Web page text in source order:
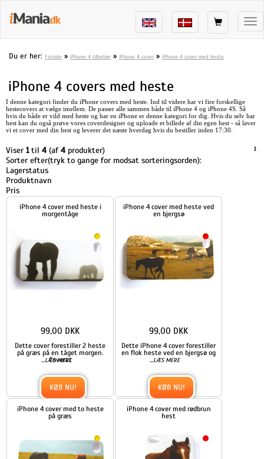
Du er her: Forside » iPhone 4 tilbehør » iPhone 4 cover » iPhone 4 cover med heste
iPhone 4 covers med heste
I denne kategori finder du iPhone covers med heste. Ind til videre har vi fire forskellige
hestecovers at vælge imellem. De passer alle sammen både til iPhone 4 og iPhone 4S. Så
hvis du både er vild med heste og har en iPhone er denne kategori for dig. Hvis du selv har
hest kan du også prøve vores coverdesigner og uploade et billede af din egen hest - så laver
vi et cover med din hest og leverer det næste hverdag hvis du bestiller inden 17:30.
Viser 1til 4 (af4 produkter) 1
Sorter efter(tryk to gange for modsat sorteringsorden):
Lagerstatus
Produktnavn
Pris
iPhone 4 cover med heste i
morgentåge
Dette cover forestiller 2 heste
på græs på en tåget morgen.
Coveret
...LÆS MERE
99,00 DKK
KØB NU!
iPhone 4 cover med heste ved
en bjergsø
Dette iPhone 4 cover forestiller
en flok heste ved en bjergsø og
...LÆS MERE
99,00 DKK
KØB NU!
iPhone 4 cover med to heste
på græs
iPhone 4 cover med rødbrun
hest